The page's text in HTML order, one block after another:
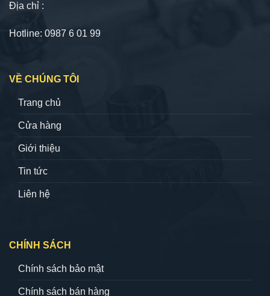
Địa chỉ :
Hotline: 0987 6 01 99
VỀ CHÚNG TÔI
Trang chủ
Cửa hàng
Giới thiệu
Tin tức
Liên hệ
CHÍNH SÁCH
Chính sách bảo mật
Chính sách bán hàng